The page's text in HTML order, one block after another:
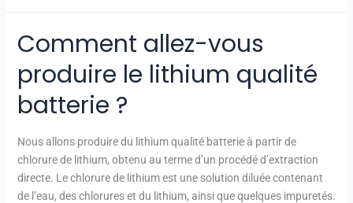
Comment allez-vous
produire le lithium qualité
batterie ?
Nous allons produire du lithium qualité batterie à partir de
chlorure de lithium, obtenu au terme d’un procédé d’extraction
directe. Le chlorure de lithium est une solution diluée contenant
de l’eau, des chlorures et du lithium, ainsi que quelques impuretés.
Comment
allez-
vous
produire
le
qualité
batterie ?